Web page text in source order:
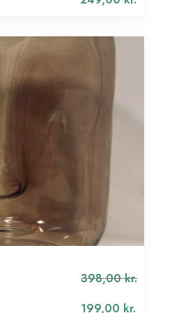
498,00 kr..
pris
398,00kr.
oprindelige
199,00 kr.